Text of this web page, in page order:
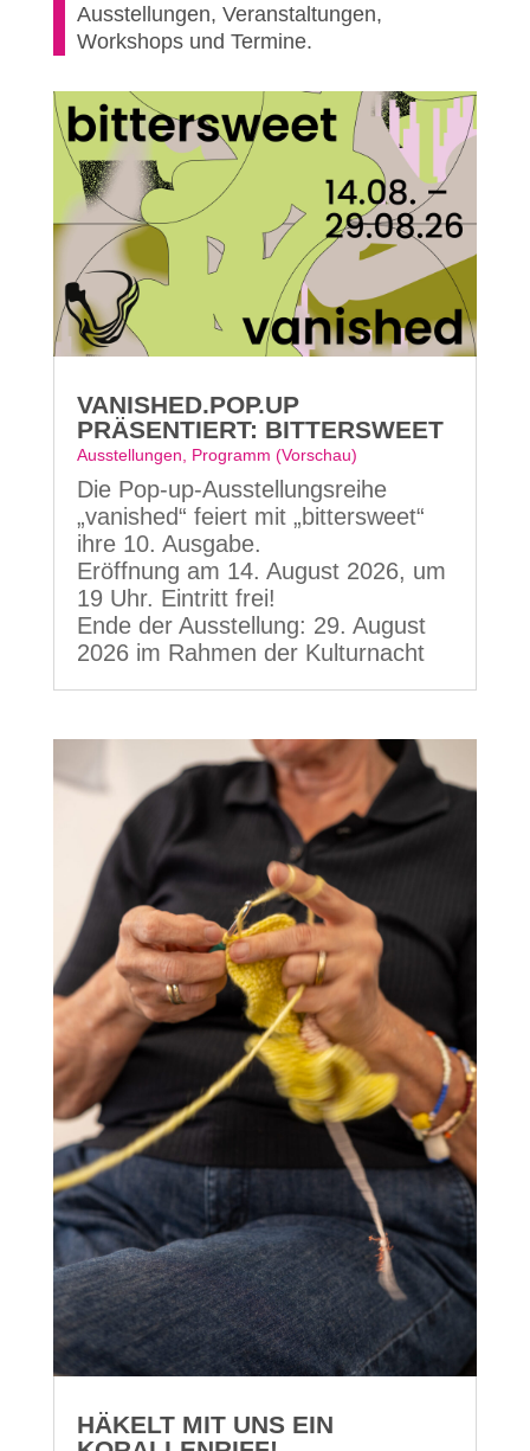
Ausstellungen, Veranstaltungen,
Workshops und Termine.
VANISHED.POP.UP
PRÄSENTIERT: BITTERSWEET
Ausstellungen Programm (Vorschau)
Die Pop-up-Ausstellungsreihe
„vanished“ feiert mit „bittersweet“
ihre 10. Ausgabe.
Eröffnung am 14. August 2026, um
19 Uhr. Eintritt frei!
Ende der Ausstellung: 29. August
2026 im Rahmen der Kulturnacht
HÄKELT MIT UNS EIN